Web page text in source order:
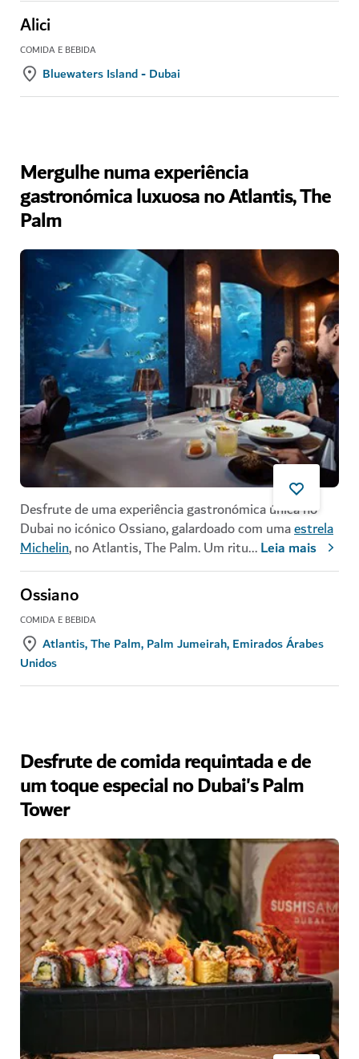
Alici
COMIDA E BEBIDA
Bluewaters Island - Dubai
Mergulhe numa experiência
gastronómica luxuosa no Atlantis, The
Palm
Desfrute de uma experiência gastronómica única no
Dubai no icónico Ossiano, galardoado com umaestrela
Michelin, no Atlantis, The Palm. Um ritu...Leia mais
Ossiano
COMIDA E BEBIDA
Atlantis, The Palm, Palm Jumeirah, Emirados Árabes
Unidos
Desfrute de comida requintada e de
um toque especial no Dubai's Palm
Tower